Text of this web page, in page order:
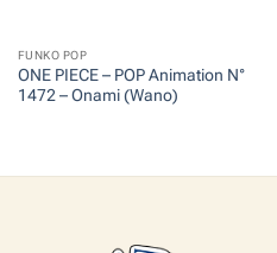
FUNKO POP
ONE PIECE – POP Animation N°
1472 – Onami (Wano)